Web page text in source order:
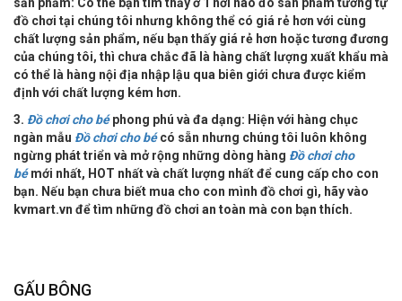
đồ chơi tại chúng tôi nhưng không thể có giá rẻ hơn với cùng
chất lượng sản phẩm, nếu bạn thấy giá rẻ hơn hoặc tương đương
của chúng tôi, thì chưa chắc đã là hàng chất lượng xuất khẩu mà
có thể là hàng nội địa nhập lậu qua biên giới chưa được kiểm
định với chất lượng kém hơn.
3. Đồ chơi cho béphong phú và đa dạng: Hiện với hàng chục
ngàn mẫu Đồ chơi cho bécó sẵn nhưng chúng tôi luôn không
ngừng phát triển và mở rộng những dòng hàng Đồ chơi cho
bémới nhất, HOT nhất và chất lượng nhất để cung cấp cho con
bạn. Nếu bạn chưa biết mua cho con mình đồ chơi gì, hãy vào
kvmart.vn để tìm những đồ chơi an toàn mà con bạn thích.
GẤU BÔNG